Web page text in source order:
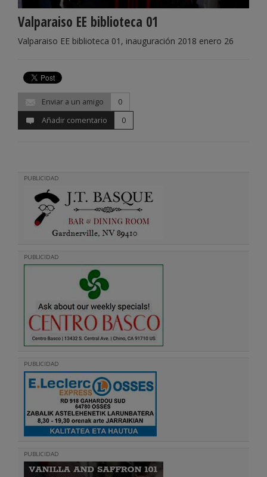
Valparaiso EE biblioteca 01
Valparaiso EE biblioteca 01, inauguración 2018 enero 26
Enviar a un amigo
0
Añadir comentario
0
PUBLICIDAD
PUBLICIDAD
PUBLICIDAD
PUBLICIDAD